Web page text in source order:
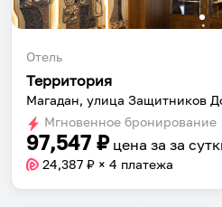
Отель
Территория
Магадан, улица Защитников
Мгновенное бронирование
97,547 ₽ цена за за
24,387 ₽ × 4 платежа